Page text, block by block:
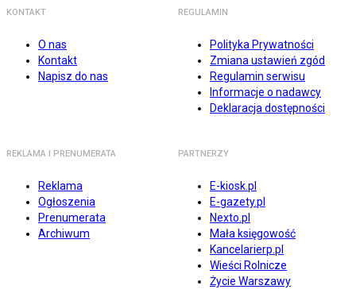
KONTAKT
O nas
Kontakt
Napisz do nas
REGULAMIN
Polityka Prywatności
Zmiana ustawień zgód
Regulamin serwisu
Informacje o nadawcy
Deklaracja dostępności
REKLAMA I PRENUMERATA
Reklama
Ogłoszenia
Prenumerata
Archiwum
PARTNERZY
E-kiosk.pl
E-gazety.pl
Nexto.pl
Mała księgowość
Kancelarierp.pl
Wieści Rolnicze
Życie Warszawy